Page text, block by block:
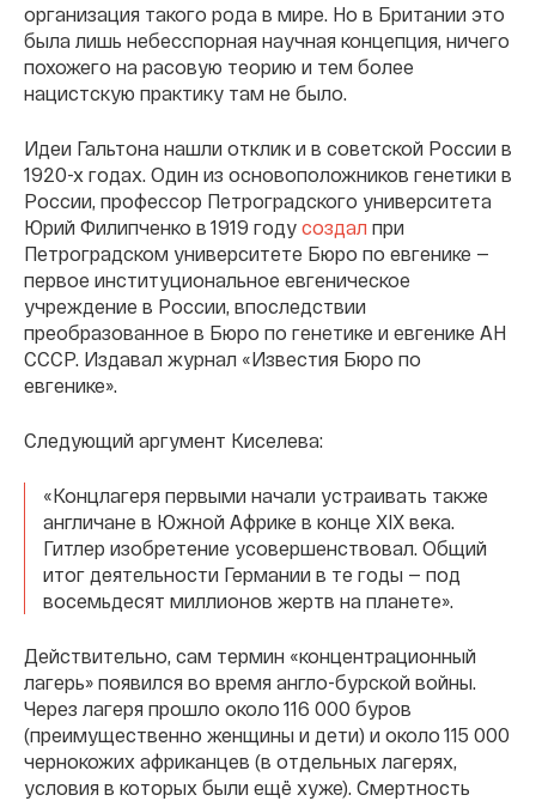
организация такого рода в мире. Но в Британии это
была лишь небесспорная научная концепция, ничего
похожего на расовую теорию и тем более
нацистскую практику там не было.
Идеи Гальтона нашли отклик и в советской России в
1920-х годах. Один из основоположников генетики в
России, профессор Петроградского университета
Юрий Филипченко в 1919 году создал при
Петроградском университете Бюро по евгенике —
первое институциональное евгеническое
учреждение в России, впоследствии
преобразованное в Бюро по генетике и евгенике АН
СССР. Издавал журнал «Известия Бюро по
евгенике».
Следующий аргумент Киселева:
«Концлагеря первыми начали устраивать также
англичане в Южной Африке в конце XIX века.
Гитлер изобретение усовершенствовал. Общий
итог деятельности Германии в те годы — под
восемьдесят миллионов жертв на планете».
Действительно, сам термин «концентрационный
лагерь» появился во время англо-бурской войны.
Через лагеря прошло около 116 000 буров
(преимущественно женщины и дети) и около 115 000
чернокожих африканцев (в отдельных лагерях,
условия в которых были ещё хуже). Смертность